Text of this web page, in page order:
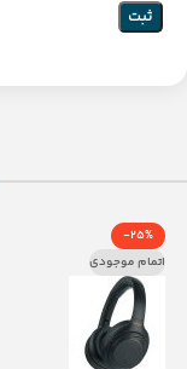
-25%
اتمام موجودی